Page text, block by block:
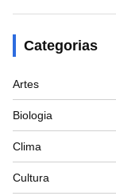
Categorias
Artes
Biologia
Clima
Cultura